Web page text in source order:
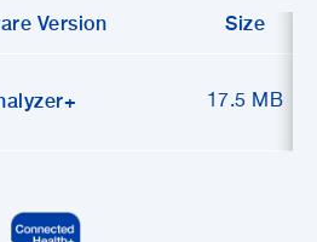
Version Size
17.5 MB